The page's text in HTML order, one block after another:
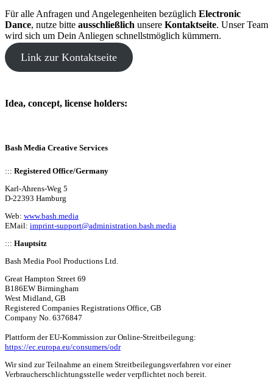
Für alle Anfragen und Angelegenheiten bezüglich Electronic
Dance, nutze bitte ausschließlich unsere Kontaktseite. Unser Team
wird sich um Dein Anliegen schnellstmöglich kümmern.
Link zur Kontaktseite
Idea, concept, license holders:
Bash Media Creative Services
::: Registered Office/Germany
Karl-Ahrens-Weg 5
D-22393 Hamburg
Web: www.bash.media
EMail: imprint-support@administration.bash.media
::: Hauptsitz
Bash Media Pool Productions Ltd.
Great Hampton Street 69
B186EW Birmingham
West Midland, GB
Registered Companies Registrations Office, GB
Company No. 6376847
Plattform der EU-Kommission zur Online-Streitbeilegung:
https://ec.europa.eu/consumers/odr
Wir sind zur Teilnahme an einem Streitbeilegungsverfahren vor einer
Verbraucherschlichtungsstelle weder verpflichtet noch bereit.